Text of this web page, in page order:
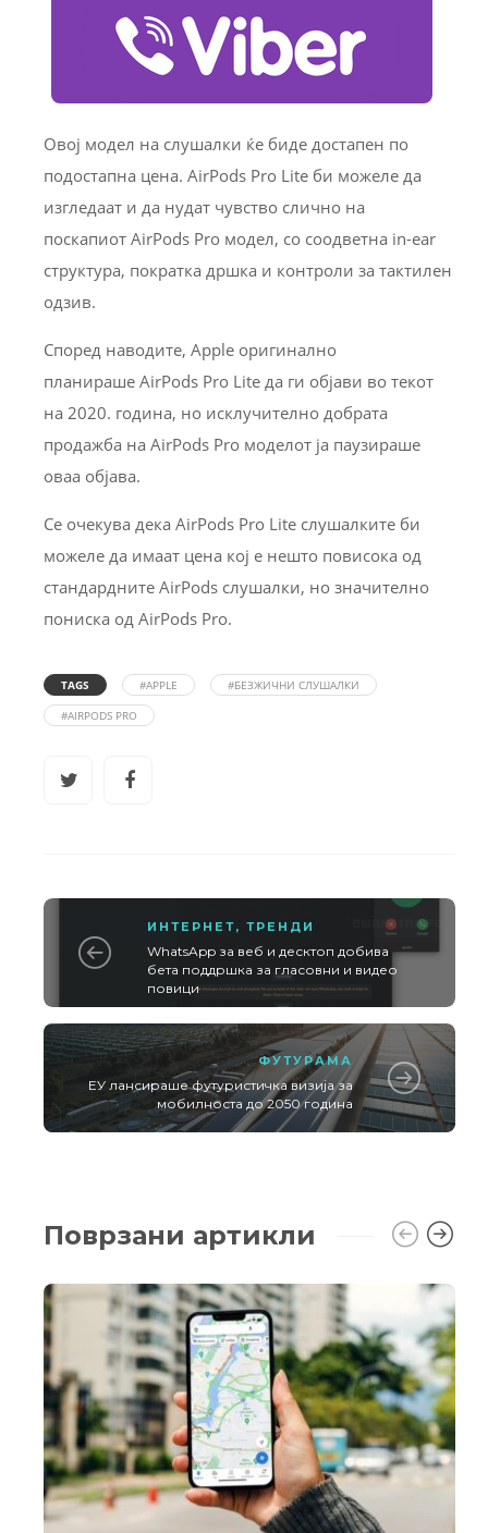
Овој модел на слушалки ќе биде достапен по
подостапна цена. AirPods Pro Lite би можеле да
изгледаат и да нудат чувство слично на
поскапиот AirPods Pro модел, со соодветна in-ear
структура, пократка дршка и контроли за тактилен
одзив.
Според наводите, Apple оригинално
планираше AirPods Pro Lite да ги објави во текот
на 2020. година, но исклучително добрата
продажба на AirPods Pro моделот ја паузираше
оваа објава.
Се очекува дека AirPods Pro Lite слушалките би
можеле да имаат цена кој е нешто повисока од
стандардните AirPods слушалки, но значително
пониска од AirPods Pro.
TAGS #APPLE
#БЕЗЖИЧНИ СЛУШАЛКИ
#AIRPODS PRO
ИНТЕРНЕТ, ТРЕНДИ
WhatsApp за веб и десктоп добива
бета поддршка за гласовни и видео
повици
ФУТУРАМА
ЕУ лансираше футуристичка визија за
мобилноста до 2050 година
Поврзани артикли